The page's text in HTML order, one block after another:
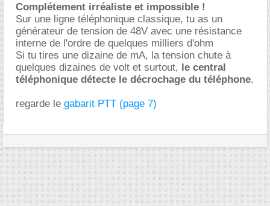
Complétement irréaliste et impossible !
Sur une ligne téléphonique classique, tu as un
générateur de tension de 48V avec une résistance
interne de l'ordre de quelques milliers d'ohm
Si tu tires une dizaine de mA, la tension chute à
quelques dizaines de volt et surtout, le central
téléphonique détecte le décrochage du téléphone.
regarde le gabarit PTT (page 7)